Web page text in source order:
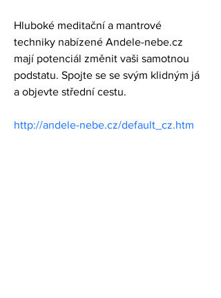
Hluboké meditační a mantrové
techniky nabízené Andele-nebe.cz
mají potenciál změnit vaši samotnou
podstatu. Spojte se se svým klidným já
a objevte střední cestu.
http://andele-nebe.cz/default_cz.htm